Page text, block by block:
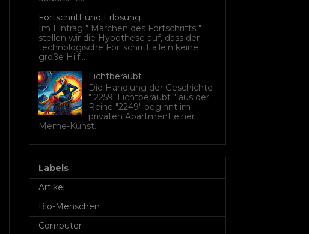
Fortschritt und Erlösung
Im Eintrag " Märchen des Fortschritts "
stellen wir die Hypothese auf, dass der
technologische Fortschritt allein keine
große Hilf...
Lichtberaubt
Die Handlung der Geschichte
" 2259: Lichtberaubt " aus der
Reihe "2249" beginnt im
privaten Apartment einer
Meme-Künst...
Labels
Artikel
Bio-Menschen
Computer